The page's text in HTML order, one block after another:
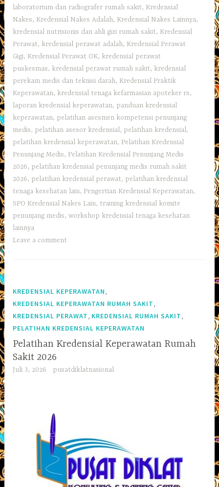
laboratorium dan radiografer rumah sakit, Kredensial
Nakes, Kredensial Nakes Adalah, Kredensial Nakes Lainnya,
kredensial nutrisionis dan ahli gizi rumah sakit, Kredensial
Perawat, kredensial perawat adalah, Kredensial Perawat
Gigi, Kredensial Perawat OK, kredensial perawat
puskesmas, kredensial perawat rumah sakit, kredensial
perekam medis dan teknisi darah, Kredensial Praktik
Keperawatan, kredensial tenaga kefarmasian apoteker rs,
laporan kredensial keperawatan, panduan kredensial
keperawatan, pelatihan asesmen kompetensi penunjang
medis, pelatihan asesor kredensial, pelatihan kredensial,
pelatihan kredensial keperawatan, Pelatihan Kredensial
Penunjang Medis, Pelatihan Kredensial Penunjang Medis
2026, pelatihan kredensial penunjang medis rumah sakit
2026, pelatihan kredensial perawat, pelatihan kredensial
tenaga kesehatan lain, Pengertian Kredensial Keperawatan,
SPO Kredensial Nakes Lain, training kredensial komite
penunjang medis,workshop kredensial tenaga kesehatan
lainnya
Leave a comment
KREDENSIAL KEPERAWATAN,
KREDENSIAL KEPERAWATAN RUMAH SAKIT,
KREDENSIAL PERAWAT, KREDENSIAL RUMAH SAKIT,
PELATIHAN KREDENSIAL KEPERAWATAN
Pelatihan Kredensial Keperawatan Rumah
Sakit 2026
Juli 3, 2026 pusatdiklatnasional